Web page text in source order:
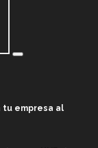
tu empresa al